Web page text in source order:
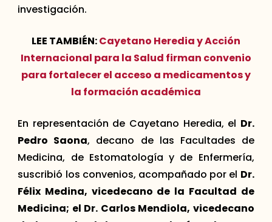
investigación.
LEE TAMBIÉN:Cayetano Heredia y Acción
Internacional para la Salud firman convenio
para fortalecer el acceso a medicamentos y
la formación académica
En representación de Cayetano Heredia, el Dr.
Pedro Saona, decano de las Facultades de
Medicina, de Estomatología y de Enfermería,
suscribió los convenios, acompañado por el Dr.
Félix Medina, vicedecano de la Facultad de
Medicina; el Dr. Carlos Mendiola, vicedecano